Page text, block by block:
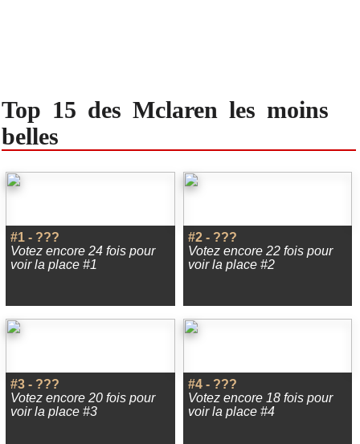
Top 15 des Mclaren les moins
belles
#1 - ???
Votez encore 24 fois pour
voir la place #1
#2 - ???
Votez encore 22 fois pour
voir la place #2
#3 - ???
Votez encore 20 fois pour
voir la place #3
#4 - ???
Votez encore 18 fois pour
voir la place #4